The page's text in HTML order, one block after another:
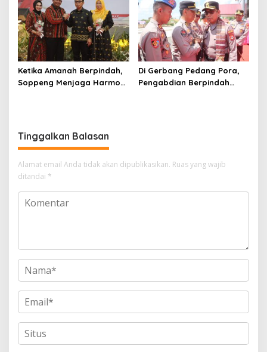
Ketika Amanah Berpindah,
Soppeng Menjaga Harmoni
Di Gerbang Pedang Pora,
Pengabdian Berpindah
Tinggalkan Balasan
Alamat email Anda tidak akan dipublikasikan. Ruas yang wajib
ditandai *